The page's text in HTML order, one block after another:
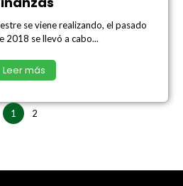
se viene realizando, el pasado
2018 se llevó a cabo...
Leer más
1 2